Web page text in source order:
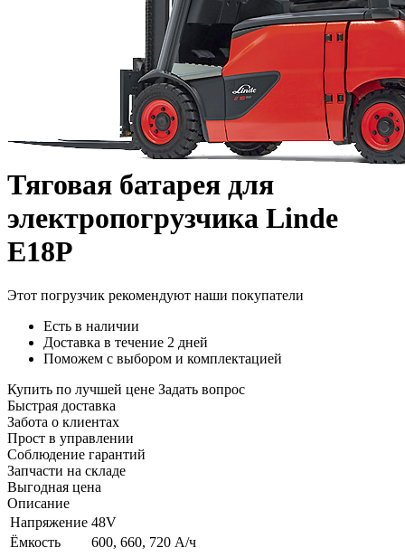
Тяговая батарея для
электропогрузчика Linde
E18P
Этот погрузчик рекомендуют наши покупатели
Есть в наличии
Доставка в течение 2 дней
Поможем с выбором и комплектацией
Купить по лучшей цене Задать вопрос
Быстрая доставка
Забота о клиентах
Прост в управлении
Соблюдение гарантий
Запчасти на складе
Выгодная цена
Описание
Напряжение 48V
Ёмкость
600, 660, 720 А/ч